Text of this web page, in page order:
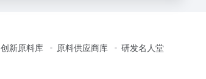
创新原料库 原料供应商库 研发名人堂